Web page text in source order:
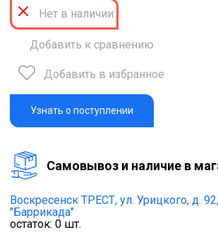
Нет в наличии
Добавить к сравнению
Добавить в избранное
Узнать о поступлении
Cамовывоз и наличие в
Воскресенск ТРЕСТ, ул. Урицкого, д.
"Баррикада"
остаток: 0 шт.